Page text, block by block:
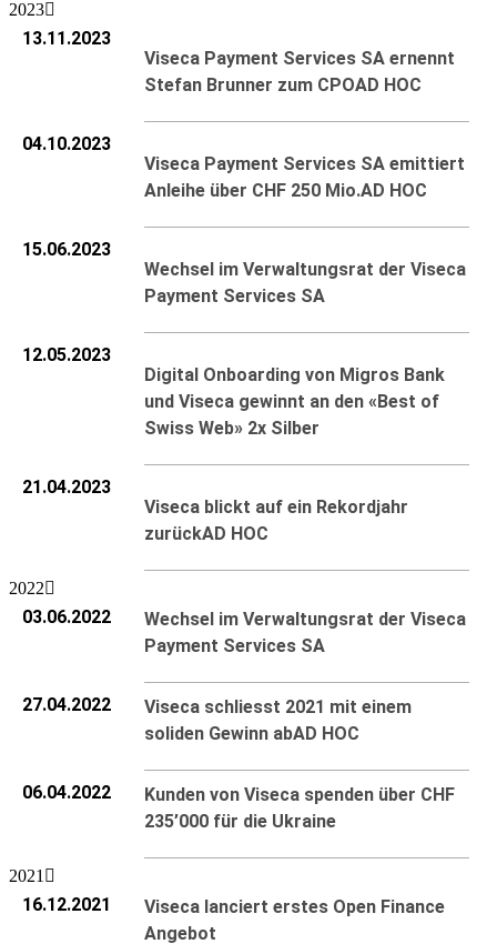
2023
13.11.2023
Viseca Payment Services SA ernennt
Stefan Brunner zum CPOAD HOC
04.10.2023
Viseca Payment Services SA emittiert
Anleihe über CHF 250 Mio.AD HOC
15.06.2023
Wechsel im Verwaltungsrat der Viseca
Payment Services SA
12.05.2023
Digital Onboarding von Migros Bank
und Viseca gewinnt an den «Best of
Swiss Web» 2x Silber
21.04.2023
Viseca blickt auf ein Rekordjahr
zurückAD HOC
2022
03.06.2022
Wechsel im Verwaltungsrat der Viseca
Payment Services SA
27.04.2022
Viseca schliesst 2021 mit einem
soliden Gewinn abAD HOC
06.04.2022
Kunden von Viseca spenden über CHF
235’000 für die Ukraine
2021
16.12.2021
Viseca lanciert erstes Open Finance
Angebot